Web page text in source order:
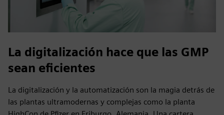
La digitalización hace que las GMP
sean eficientes
La digitalización y la automatización son la magia detrás de
las plantas ultramodernas y complejas como la planta